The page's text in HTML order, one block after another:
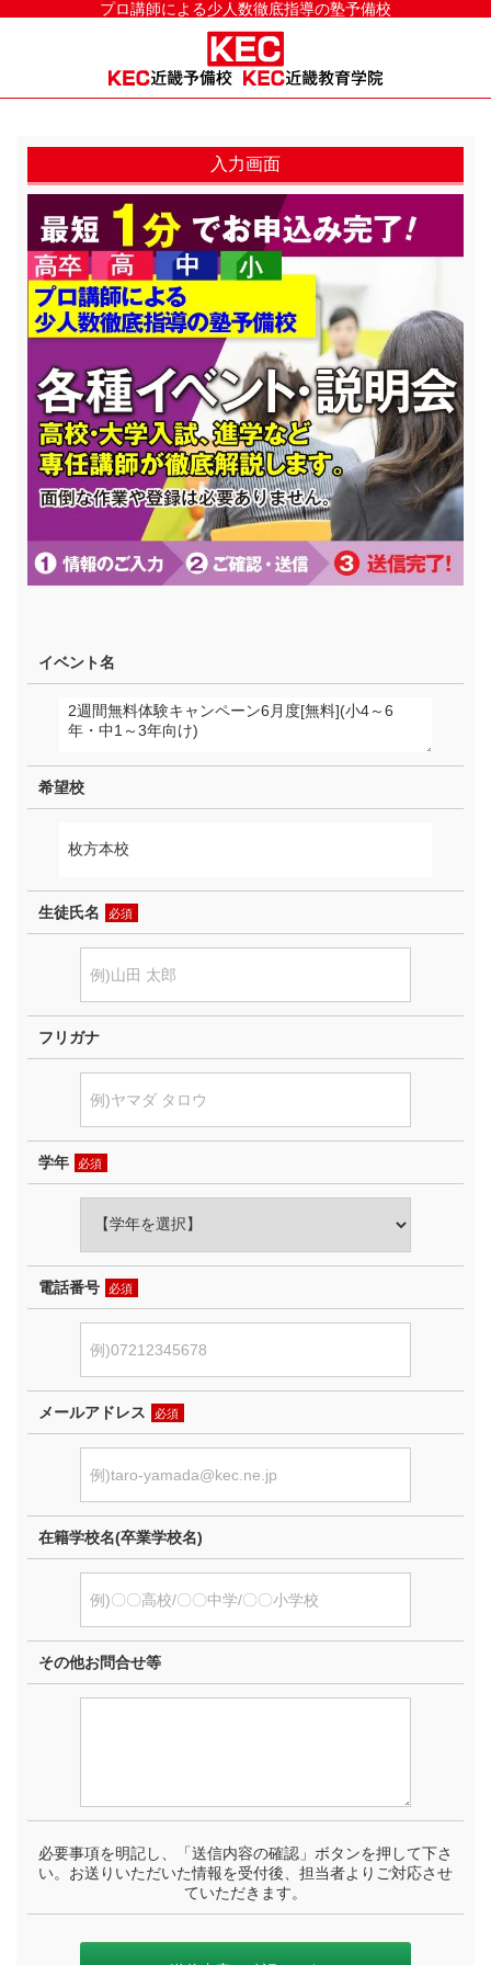
プロ講師による少人数徹底指導の塾予備校
入力画面
イベント名
希望校
生徒氏名 必須
フリガナ
学年 必須
電話番号 必須
メールアドレス 必須
在籍学校名(卒業学校名)
その他お問合せ等
必要事項を明記し、「送信内容の確認」ボタンを押して下さ
い。お送りいただいた情報を受付後、担当者よりご対応させ
ていただきます。